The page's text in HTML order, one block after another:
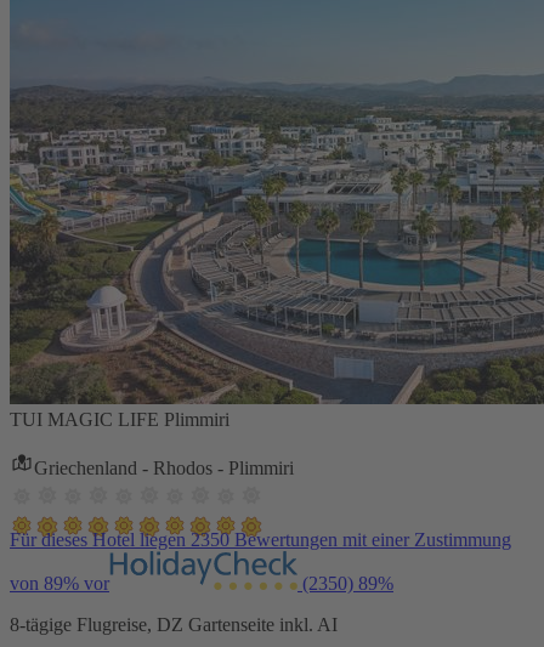
TUI MAGIC LIFE Plimmiri
Griechenland - Rhodos - Plimmiri
Für dieses Hotel liegen 2350 Bewertungen mit einer Zustimmung
von 89% vor (2350) 89%
8-tägige Flugreise, DZ Gartenseite inkl. AI